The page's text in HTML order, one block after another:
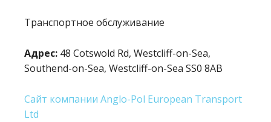
Транспортное обслуживание
Адрес: 48 Cotswold Rd, Westcliff-on-Sea,
Southend-on-Sea, Westcliff-on-Sea SS0 8AB
Сайт компании Anglo-Pol European Transport
Ltd